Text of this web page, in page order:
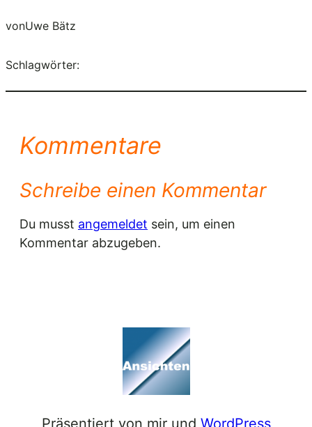
vonUwe Bätz
Schlagwörter:
Kommentare
Schreibe einen Kommentar
Du musst angemeldet sein, um einen
Kommentar abzugeben.